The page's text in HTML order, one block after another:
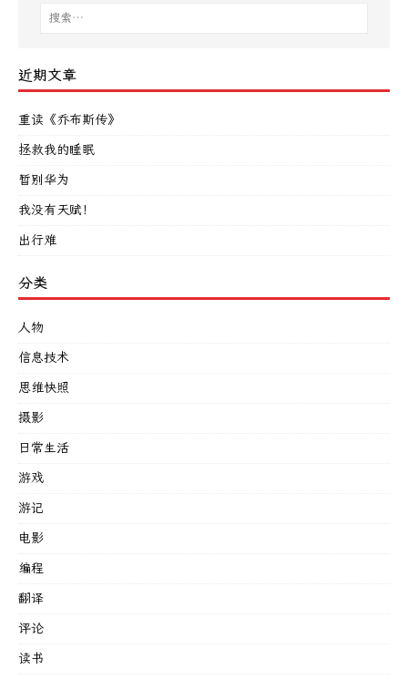
近期文章
重读《乔布斯传》
拯救我的睡眠
暂别华为
我没有天赋！
出行难
分类
人物
信息技术
思维快照
摄影
日常生活
游戏
游记
电影
编程
翻译
评论
读书